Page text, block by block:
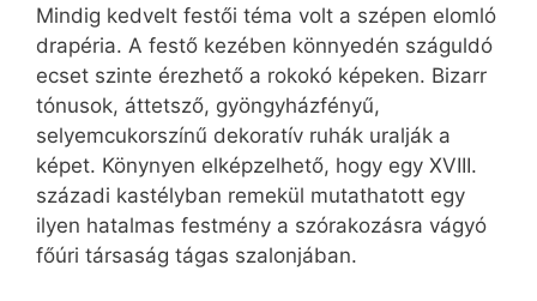
Mindig kedvelt festői téma volt a szépen elomló
drapéria. A festő kezében könnyedén száguldó
ecset szinte érezhető a rokokó képeken. Bizarr
tónusok, áttetsző, gyöngyházfényű,
selyemcukorszínű dekoratív ruhák uralják a
képet. Könynyen elképzelhető, hogy egy XVIII.
századi kastélyban remekül mutathatott egy
ilyen hatalmas festmény a szórakozásra vágyó
főúri társaság tágas szalonjában.